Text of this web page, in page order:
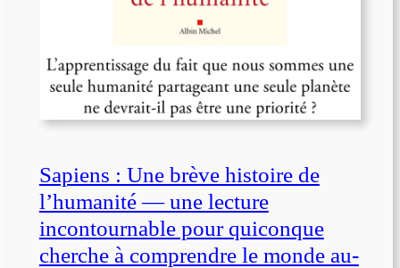
Sapiens : Une brève histoire de
l’humanité — une lecture
incontournable pour quiconque
cherche à comprendre le monde au-